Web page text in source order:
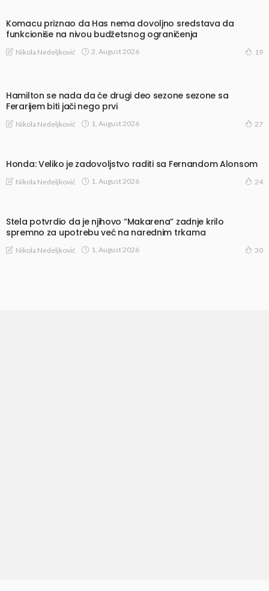
Komacu priznao da Has nema dovoljno sredstava da
funkcioniše na nivou budžetsnog ograničenja
Nikola Nedeljković 2, August 2026 19
Hamilton se nada da će drugi deo sezone sezone sa
Ferarijem biti jači nego prvi
Nikola Nedeljković 1, August 2026 27
Honda: Veliko je zadovoljstvo raditi sa Fernandom Alonsom
Nikola Nedeljković 1, August 2026 24
Stela potvrdio da je njihovo “Makarena” zadnje krilo
spremno za upotrebu već na narednim trkama
Nikola Nedeljković 1, August 2026 30